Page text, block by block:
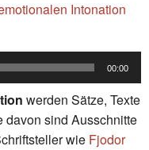
00:00
werden Sätze, Texte
davon sind Ausschnitte
wie Fjodor